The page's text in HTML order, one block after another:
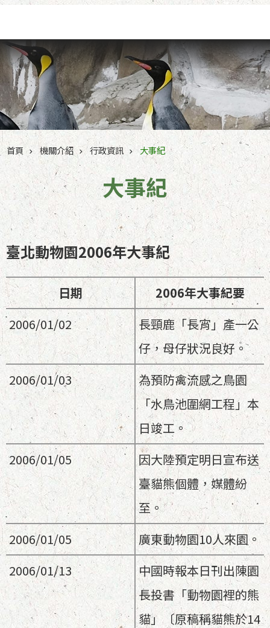
首頁 機關介紹 行政資訊 大事紀
大事紀
臺北動物園2006年大事紀
日期
2006年大事紀要
2006/01/02
長頸鹿「長宵」產一公
仔，母仔狀況良好。
2006/01/03
為預防禽流感之鳥園
「水鳥池圍網工程」本
日竣工。
2006/01/05
因大陸預定明日宣布送
臺貓熊個體，媒體紛
至。
2006/01/05
廣東動物園10人來園。
2006/01/13
中國時報本日刊出陳園
長投書「動物園裡的熊
貓」〔原稿稱貓熊於14